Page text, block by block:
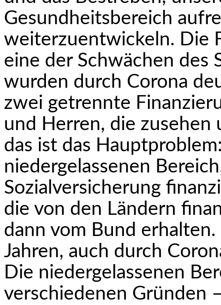
Gesundheitsbereich
weiterzuentwickeln. Die
eine der Schwächen des
wurden durch Corona
zwei getrennte
und Herren, die zusehen
das ist das
niedergelassenen
Sozialversicherung
die von den Ländern
dann vom Bund
Jahren, auch durch
Die niedergelassenen
verschiedenen Gründen